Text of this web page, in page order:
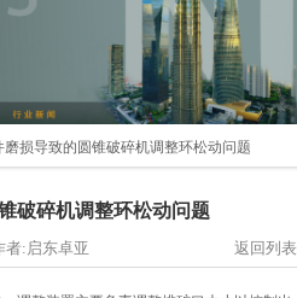
磨损导致的圆锥破碎机调整环松动问题
破碎机调整环松动问题
:启东卓亚 返回列表